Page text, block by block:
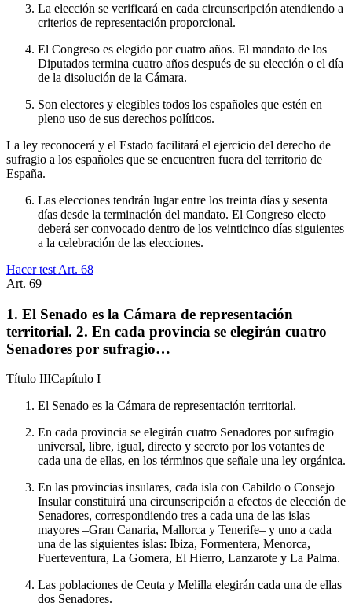
La elección se verificará en cada circunscripción atendiendo a
criterios de representación proporcional.
El Congreso es elegido por cuatro años. El mandato de los
Diputados termina cuatro años después de su elección o el día
de la disolución de la Cámara.
Son electores y elegibles todos los españoles que estén en
pleno uso de sus derechos políticos.
La ley reconocerá y el Estado facilitará el ejercicio del derecho de
sufragio a los españoles que se encuentren fuera del territorio de
España.
Las elecciones tendrán lugar entre los treinta días y sesenta
días desde la terminación del mandato. El Congreso electo
deberá ser convocado dentro de los veinticinco días siguientes
a la celebración de las elecciones.
Hacer test Art. 68
Art. 69
1. El Senado es la Cámara de representación
territorial. 2. En cada provincia se elegirán cuatro
Senadores por sufragio…
Título IIICapítulo I
El Senado es la Cámara de representación territorial.
En cada provincia se elegirán cuatro Senadores por sufragio
universal, libre, igual, directo y secreto por los votantes de
cada una de ellas, en los términos que señale una ley orgánica.
En las provincias insulares, cada isla con Cabildo o Consejo
Insular constituirá una circunscripción a efectos de elección de
Senadores, correspondiendo tres a cada una de las islas
mayores –Gran Canaria, Mallorca y Tenerife– y uno a cada
una de las siguientes islas: Ibiza, Formentera, Menorca,
Fuerteventura, La Gomera, El Hierro, Lanzarote y La Palma.
Las poblaciones de Ceuta y Melilla elegirán cada una de ellas
dos Senadores.